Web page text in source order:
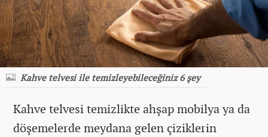
Kahve telvesi ile temizleyebileceğiniz 6 şey
Kahve telvesi temizlikte ahşap mobilya ya da
döşemelerde meydana gelen çiziklerin